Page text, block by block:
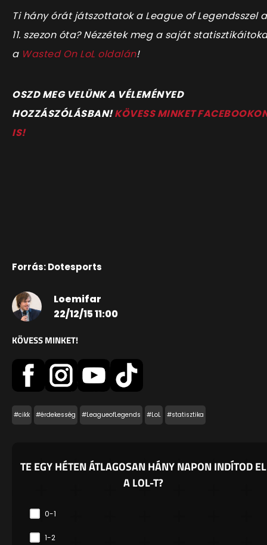
Ti hány órát játszottatok a League of Legendsszel a
11. szezon óta? Nézzétek meg a saját
a Wasted On LoL oldalán!
OSZD MEG VELÜNK A VÉLEMÉNYED
HOZZÁSZÓLÁSBAN!KÖVESS MINKET
IS!
Forrás: Dotesports
Loemifar
22/12/15 11:00
KÖVESS MINKET!
#cikk #érdekesség #LeagueofLegends #LoL #statisztika
TE EGY HÉTEN ÁTLAGOSAN HÁNY NAPON INDÍTOD EL
A LOL-T?
0-1
1-2